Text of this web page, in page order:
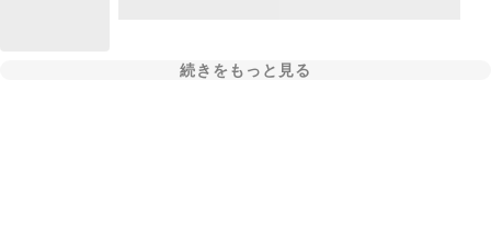
続きをもっと見る